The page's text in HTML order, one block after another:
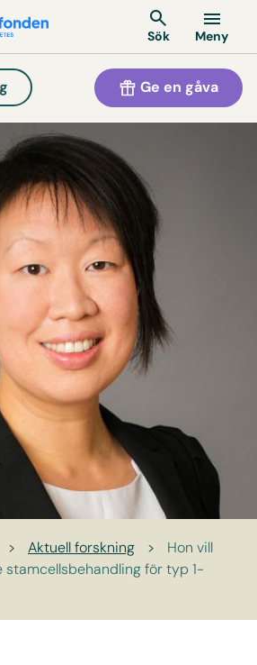
Sök Meny
Ge en gåva
> Aktuell forskning >
Hon vill
stamcellsbehandling för typ 1-